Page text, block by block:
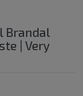
Brandal
| Very